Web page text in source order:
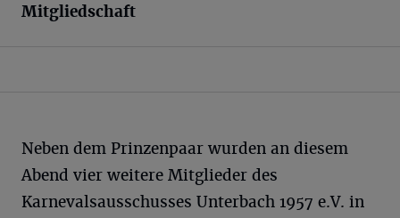
Mitgliedschaft
Neben dem Prinzenpaar wurden an diesem
Abend vier weitere Mitglieder des
Karnevalsausschusses Unterbach 1957 e.V. in